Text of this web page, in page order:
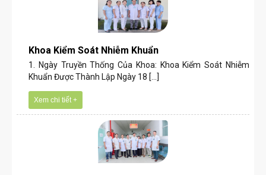
Khoa Kiểm Soát Nhiễm Khuẩn
1. Ngày Truyền Thống Của Khoa: Khoa Kiểm Soát Nhiễm
Khuẩn Được Thành Lập Ngày 18 [...]
Xem chi tiết +